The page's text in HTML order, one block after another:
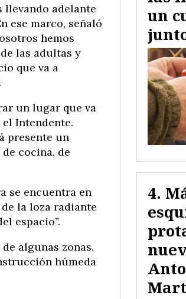
llevando adelante
ese marco, señaló
hemos
las adultas y
que va a
un lugar que va
Intendente.
presente un
cocina, de
se encuentra en
la loza radiante
espacio”.
algunas zonas,
húmeda
un